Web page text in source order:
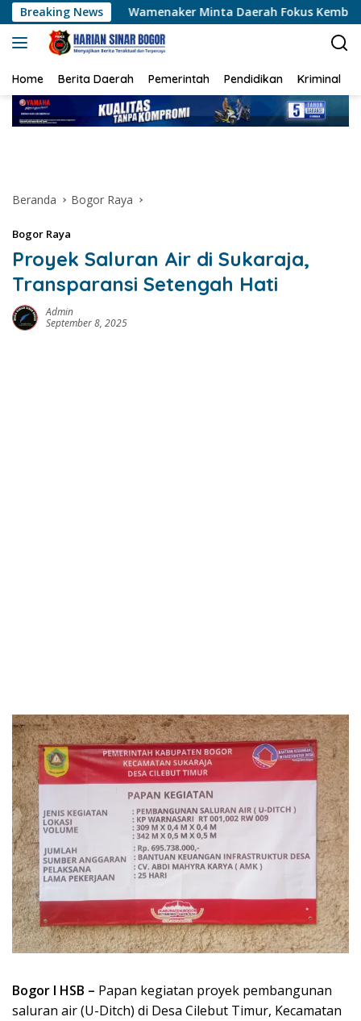
Langsung
ke
konten
Breaking News
Wamenaker Minta Daerah Fokus Kembangkan Kompetensi
Home Berita Daerah Pemerintah Pendidikan Kriminal
Beranda Bogor Raya
Bogor Raya
Proyek Saluran Air di Sukaraja,
Transparansi Setengah Hati
Admin
September 8, 2025
Bogor l HSB – Papan kegiatan proyek pembangunan
saluran air (U-Ditch) di Desa Cilebut Timur, Kecamatan